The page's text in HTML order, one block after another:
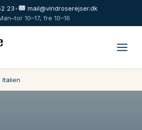
23•
mail@vindroserejser.dk
10–17, fre 10–16
Italien